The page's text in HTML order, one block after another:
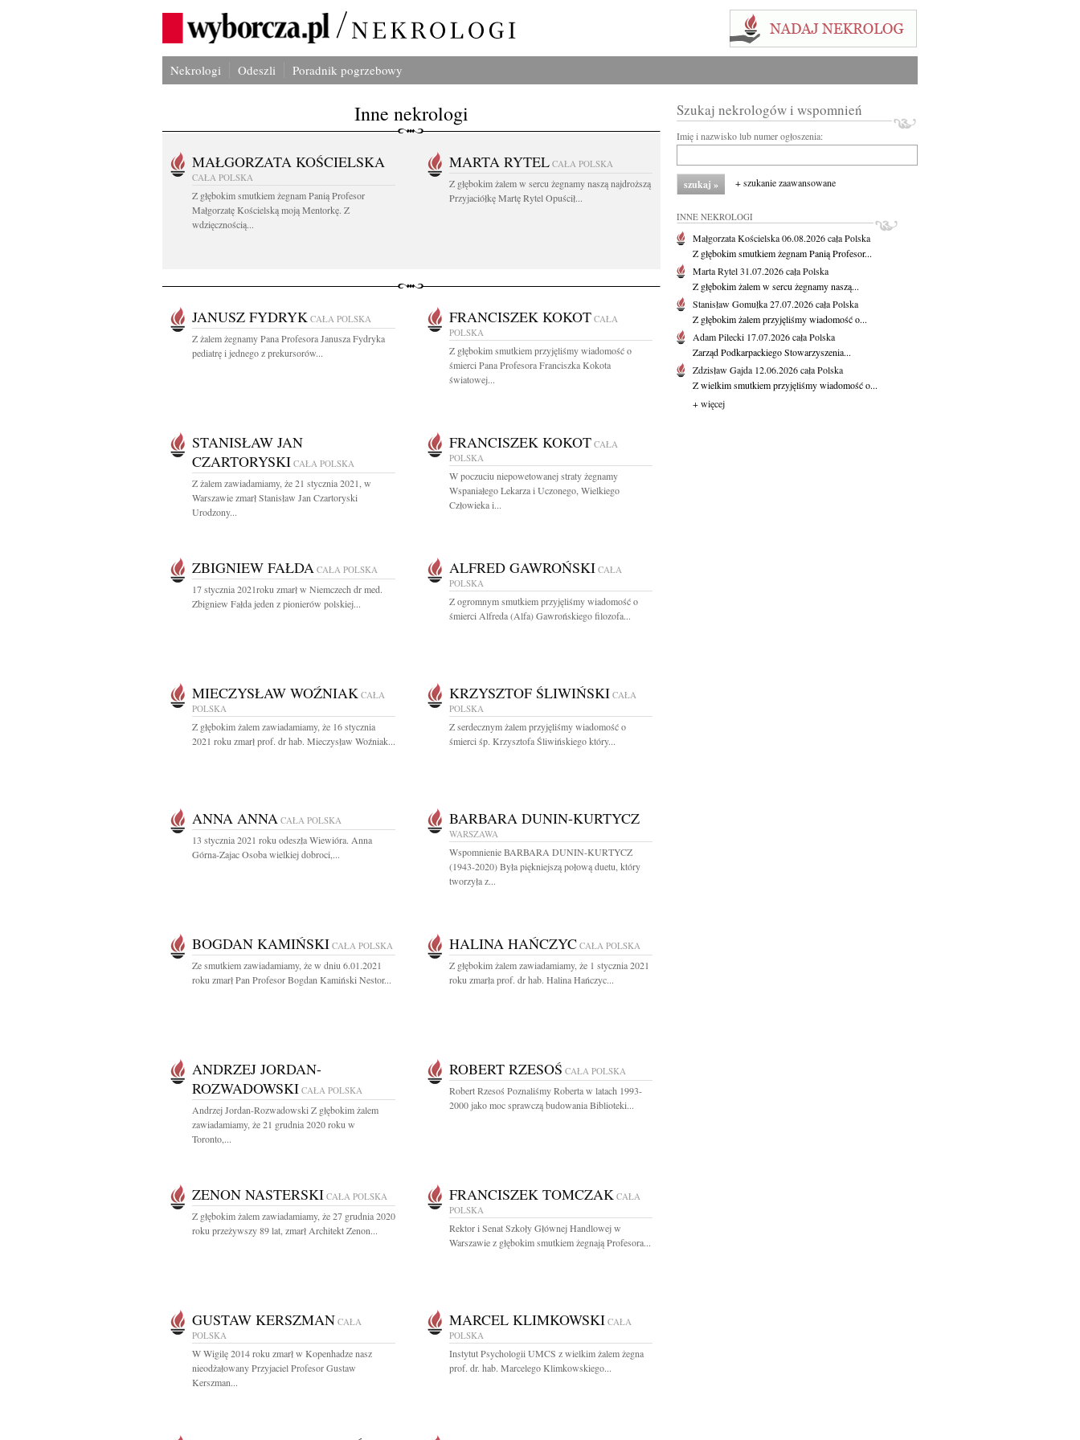
Nekrologi Odeszli Poradnik pogrzebowy
Inne nekrologi
MAŁGORZATA KOŚCIELSKA
CAŁA POLSKA
Z głębokim smutkiem żegnam Panią Profesor
Małgorzatę Kościelską moją Mentorkę. Z
wdzięcznością...
MARTA RYTEL CAŁA POLSKA
Z głębokim żalem w sercu żegnamy naszą najdroższą
Przyjaciółkę Martę Rytel Opuścił...
JANUSZ FYDRYK CAŁA POLSKA
Z żalem żegnamy Pana Profesora Janusza Fydryka
pediatrę i jednego z prekursorów...
FRANCISZEK KOKOT CAŁA
POLSKA
Z głębokim smutkiem przyjęliśmy wiadomość o
śmierci Pana Profesora Franciszka Kokota
światowej...
STANISŁAW JAN
CZARTORYSKI CAŁA POLSKA
Z żalem zawiadamiamy, że 21 stycznia 2021, w
Warszawie zmarł Stanisław Jan Czartoryski
Urodzony...
FRANCISZEK KOKOT CAŁA
POLSKA
W poczuciu niepowetowanej straty żegnamy
Wspaniałego Lekarza i Uczonego, Wielkiego
Człowieka i...
ZBIGNIEW FAŁDA CAŁA POLSKA
17 stycznia 2021roku zmarł w Niemczech dr med.
Zbigniew Fałda jeden z pionierów polskiej...
ALFRED GAWROŃSKI CAŁA
POLSKA
Z ogromnym smutkiem przyjęliśmy wiadomość o
śmierci Alfreda (Alfa) Gawrońskiego filozofa...
MIECZYSŁAW WOŹNIAK CAŁA
POLSKA
Z głębokim żalem zawiadamiamy, że 16 stycznia
2021 roku zmarł prof. dr hab. Mieczysław Woźniak...
KRZYSZTOF ŚLIWIŃSKI CAŁA
POLSKA
Z serdecznym żalem przyjęliśmy wiadomość o
śmierci śp. Krzysztofa Śliwińskiego który...
ANNA ANNA CAŁA POLSKA
13 stycznia 2021 roku odeszła Wiewióra. Anna
Górna-Zajac Osoba wielkiej dobroci,...
BARBARA DUNIN-KURTYCZ
WARSZAWA
Wspomnienie BARBARA DUNIN-KURTYCZ
(1943-2020) Była piękniejszą połową duetu, który
tworzyła z...
BOGDAN KAMIŃSKI CAŁA POLSKA
Ze smutkiem zawiadamiamy, że w dniu 6.01.2021
roku zmarł Pan Profesor Bogdan Kamiński Nestor...
HALINA HAŃCZYC CAŁA POLSKA
Z głębokim żalem zawiadamiamy, że 1 stycznia 2021
roku zmarła prof. dr hab. Halina Hańczyc...
ANDRZEJ JORDAN-
ROZWADOWSKI CAŁA POLSKA
Andrzej Jordan-Rozwadowski Z głębokim żalem
zawiadamiamy, że 21 grudnia 2020 roku w
Toronto,...
ROBERT RZESOŚ CAŁA POLSKA
Robert Rzesoś Poznaliśmy Roberta w latach 1993-
2000 jako moc sprawczą budowania Biblioteki...
ZENON NASTERSKI CAŁA POLSKA
Z głębokim żalem zawiadamiamy, że 27 grudnia 2020
roku przeżywszy 89 lat, zmarł Architekt Zenon...
FRANCISZEK TOMCZAK CAŁA
POLSKA
Rektor i Senat Szkoły Głównej Handlowej w
Warszawie z głębokim smutkiem żegnają Profesora...
GUSTAW KERSZMAN CAŁA
POLSKA
W Wigilę 2014 roku zmarł w Kopenhadze nasz
nieodżałowany Przyjaciel Profesor Gustaw
Kerszman...
MARCEL KLIMKOWSKI CAŁA
POLSKA
Instytut Psychologii UMCS z wielkim żalem żegna
prof. dr. hab. Marcelego Klimkowskiego...
Szukaj nekrologów i wspomnień
Imię i nazwisko lub numer ogłoszenia:
+ szukanie zaawansowane
INNE NEKROLOGI
Małgorzata Kościelska06.08.2026cała Polska
Z głębokim smutkiem żegnam Panią Profesor...
Marta Rytel31.07.2026cała Polska
Z głębokim żalem w sercu żegnamy naszą...
Stanisław Gomułka27.07.2026cała Polska
Z głębokim żalem przyjęliśmy wiadomość o...
Adam Pilecki 17.07.2026cała Polska
Zarząd Podkarpackiego Stowarzyszenia...
Zdzisław Gajda 12.06.2026cała Polska
Z wielkim smutkiem przyjęliśmy wiadomość o...
+ więcej